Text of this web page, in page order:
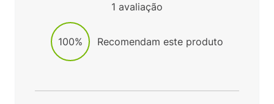
1 avaliação
100% Recomendam este produto